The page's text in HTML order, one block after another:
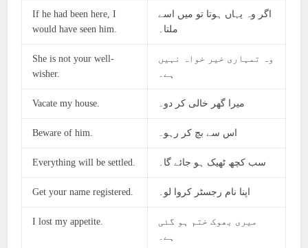
If he had been here, I
would have seen him.
اگر وہ یہاں ہوتا تو میں اسے
ملتا۔
She is not your well-
wisher.
وہ تمہاری خیر خواہ نہیں
ہے۔
Vacate my house. میرا گھر خالی کر دو۔
Beware of him. اس سے بچ کر رہو۔
Everything will be settled. سب کچھ ٹھیک ہو جائے گا۔
Get your name registered. اپنا نام رجسٹر کروا لو۔
I lost my appetite.
میری بھوک ختم ہو گئی
ہے۔